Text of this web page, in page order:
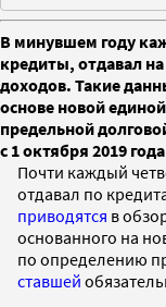
В минувшем году
кредиты, отдавал
доходов. Такие
основе новой
предельной
с 1 октября 2019 года
Почти каждый
отдавал по
приводятся в
основанного на
по определению
ставшей